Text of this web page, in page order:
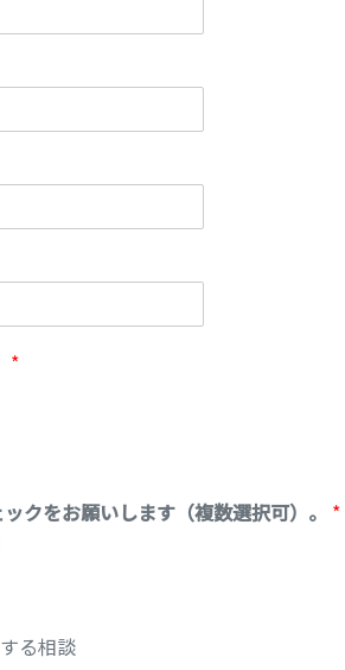
*
クをお願いします（複数選択可）。 *
る相談